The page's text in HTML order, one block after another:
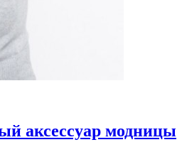
аксессуар модницы